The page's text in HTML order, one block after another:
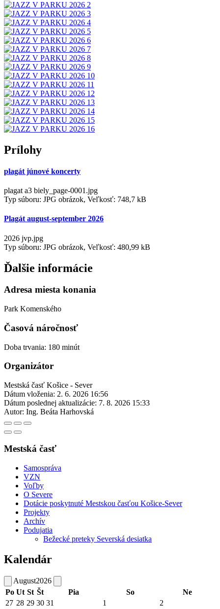
Prílohy
plagát júnové koncerty
plagat a3 biely_page-0001.jpg
Typ súboru: JPG obrázok, Veľkosť: 748,7 kB
Plagát august-september 2026
2026 jvp.jpg
Typ súboru: JPG obrázok, Veľkosť: 480,99 kB
Ďalšie informácie
Adresa miesta konania
Park Komenského
Časová náročnosť
Doba trvania: 180 minút
Organizátor
Mestská časť Košice - Sever
Dátum vloženia: 2. 6. 2026 16:56
Dátum poslednej aktualizácie: 7. 8. 2026 15:33
Autor: Ing. Beáta Harhovská
Mestská časť
Samospráva
VZN
Voľby
O Severe
Dotácie poskytnuté Mestskou časťou Košice-Sever
Projekty
Archív
Podujatia
Bežecké preteky Severská desiatka
Kalendár
August2026
Po Ut St Št Pia So
Ne
27 28 29 30 31 1 2